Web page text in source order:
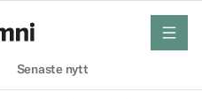
Senaste nytt
meny